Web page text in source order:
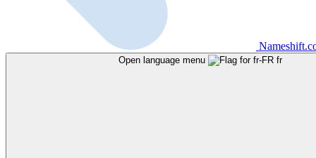
Open language menu fr